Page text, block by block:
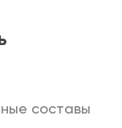
составы